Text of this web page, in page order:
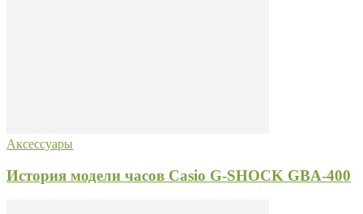
Аксессуары
История модели часов Casio G-SHOCK GBA-400